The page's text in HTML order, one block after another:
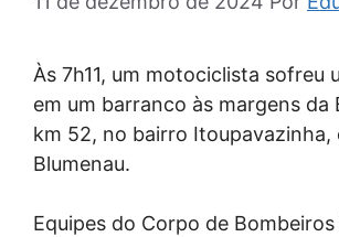
Às 7h11, um motociclista sofreu
em um barranco às margens da
km 52, no bairro Itoupavazinha,
Blumenau.
Equipes do Corpo de